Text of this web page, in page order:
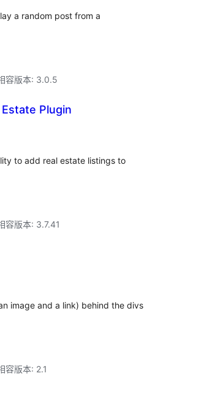
a random post from a
容版本: 3.0.5
Plugin
to add real estate listings to
容版本: 3.7.41
image and a link) behind the divs
容版本: 2.1